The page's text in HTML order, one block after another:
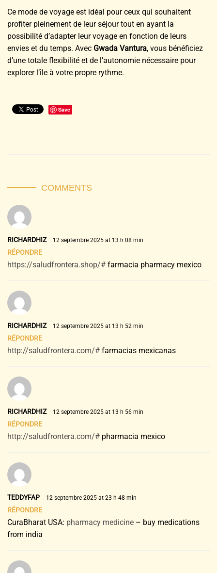
Ce mode de voyage est idéal pour ceux qui souhaitent
profiter pleinement de leur séjour tout en ayant la
possibilité d’adapter leur voyage en fonction de leurs
envies et du temps. Avec Gwada Vantura, vous bénéficiez
d’une totale flexibilité et de l’autonomie nécessaire pour
explorer l’île à votre propre rythme.
Save
COMMENTS
RICHARDHIZ 12 septembre 2025 at 13 h 08 min
RÉPONDRE
https://saludfrontera.shop/# farmacia pharmacy mexico
RICHARDHIZ 12 septembre 2025 at 13 h 52 min
RÉPONDRE
http://saludfrontera.com/# farmacias mexicanas
RICHARDHIZ 12 septembre 2025 at 13 h 56 min
RÉPONDRE
http://saludfrontera.com/# pharmacia mexico
TEDDYFAP 12 septembre 2025 at 23 h 48 min
RÉPONDRE
CuraBharat USA: pharmacy medicine – buy medications
from india